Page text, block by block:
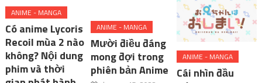
ANIME - MANGA
Có anime Lycoris
Recoil mùa 2 nào
không? Nội dung
phim và thời
ANIME - MANGA
Mười điều đáng
mong đợi trong
phiên bản Anime
ANIME - MANGA
Cái nhìn đầu